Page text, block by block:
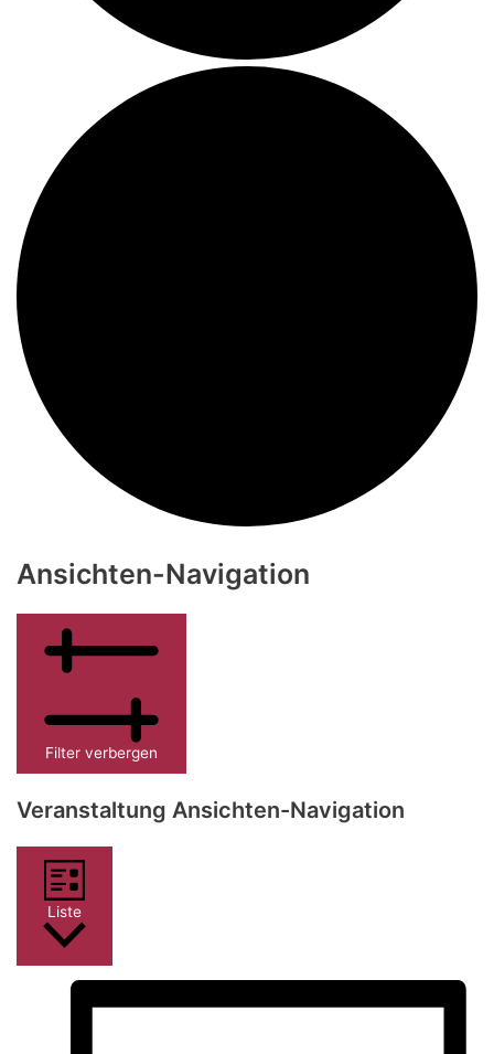
Ansichten-Navigation
Filter verbergen
Veranstaltung Ansichten-Navigation
Liste